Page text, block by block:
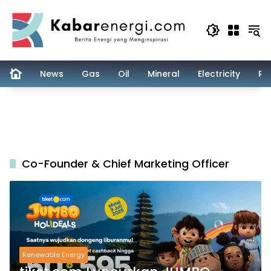
content
News Gas Oil Mineral Electricity
Co-Founder & Chief Marketing Officer
Renewable Energy